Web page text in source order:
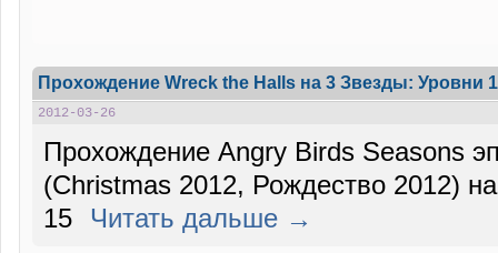
Прохождение Wreck the Halls на 3 Звезды: Уровни
2012-03-26
Прохождение Angry Birds Seasons
(Christmas 2012, Рождество 2012)
15
Читать дальше →